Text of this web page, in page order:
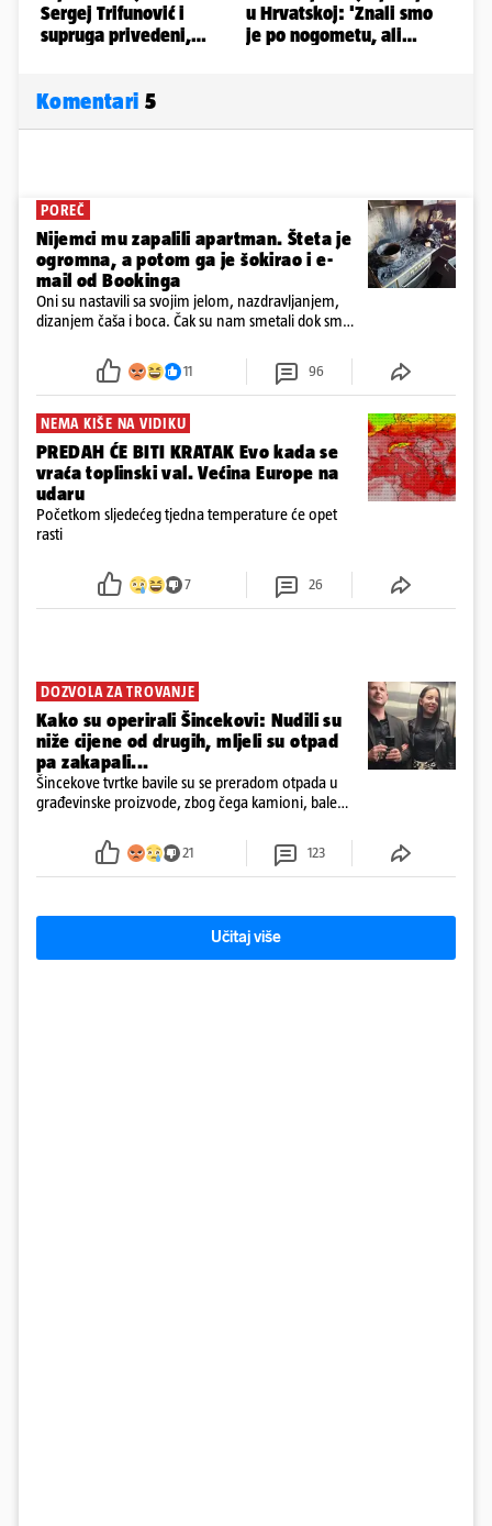
Komentari 5
POREČ
Nijemci mu zapalili apartman. Šteta je
ogromna, a potom ga je šokirao i e-
mail od Bookinga
Oni su nastavili sa svojim jelom, nazdravljanjem,
dizanjem čaša i boca. Čak su nam smetali dok smo
požar, rekao je vlasnik
11 96
NEMA KIŠE NA VIDIKU
PREDAH ĆE BITI KRATAK Evo kada se
vraća toplinski val. Većina Europe na
udaru
Početkom sljedećeg tjedna temperature će opet
rasti
7 26
DOZVOLA ZA TROVANJE
Kako su operirali Šincekovi: Nudili su
niže cijene od drugih, mljeli su otpad
pa zakapali...
Šincekove tvrtke bavile su se preradom otpada u
građevinske proizvode, zbog čega kamioni, bale
21 123
Učitaj više